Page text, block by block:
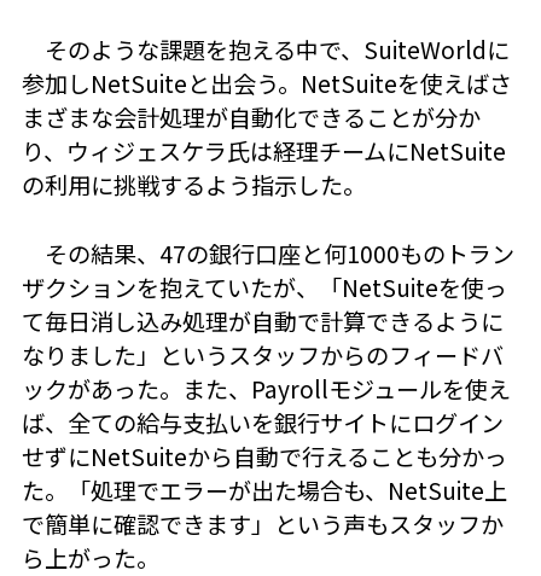
そのような課題を抱える中で、SuiteWorldに
参加しNetSuiteと出会う。NetSuiteを使えばさ
まざまな会計処理が自動化できることが分か
り、ウィジェスケラ氏は経理チームにNetSuite
の利用に挑戦するよう指示した。
その結果、47の銀行口座と何1000ものトラン
ザクションを抱えていたが、「NetSuiteを使っ
て毎日消し込み処理が自動で計算できるように
なりました」というスタッフからのフィードバ
ックがあった。また、Payrollモジュールを使え
ば、全ての給与支払いを銀行サイトにログイン
せずにNetSuiteから自動で行えることも分かっ
た。「処理でエラーが出た場合も、NetSuite上
で簡単に確認できます」という声もスタッフか
ら上がった。